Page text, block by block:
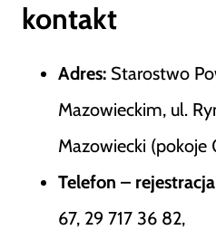
kontakt
Adres: Starostwo
Mazowieckim, ul.
Mazowiecki
Telefon –
67, 29 717 36 82,